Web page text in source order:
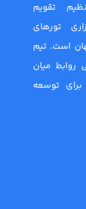
تقویم
تورهای
است. تیم
روابط میان
توسعه